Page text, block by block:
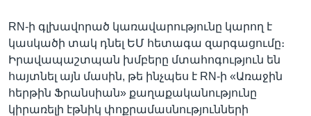
RN-ի գլխավորած կառավարությունը կարող է
կասկածի տակ դնել ԵՄ հետագա զարգացումը։
Իրավապաշտպան խմբերը մտահոգություն են
հայտնել այն մասին, թե ինչպես է RN-ի «Առաջին
հերթին Ֆրանսիան» քաղաքականությունը
կիրառելի էթնիկ փոքրամասնությունների